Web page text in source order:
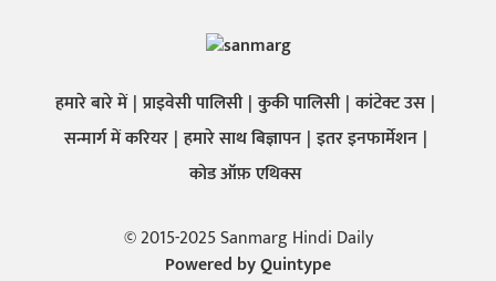
हमारे बारे में प्राइवेसी पालिसी कुकी पालिसी कांटेक्ट उस
सन्मार्ग में करियर हमारे साथ बिज्ञापन इतर इनफार्मेशन
कोड ऑफ़ एथिक्स
© 2015-2025 Sanmarg Hindi Daily
Powered byQuintype